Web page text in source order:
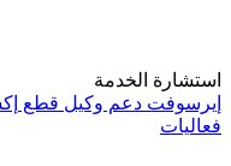
استشارة الخدمة
إيرسوفت دعم وكيل قطع
فعاليات